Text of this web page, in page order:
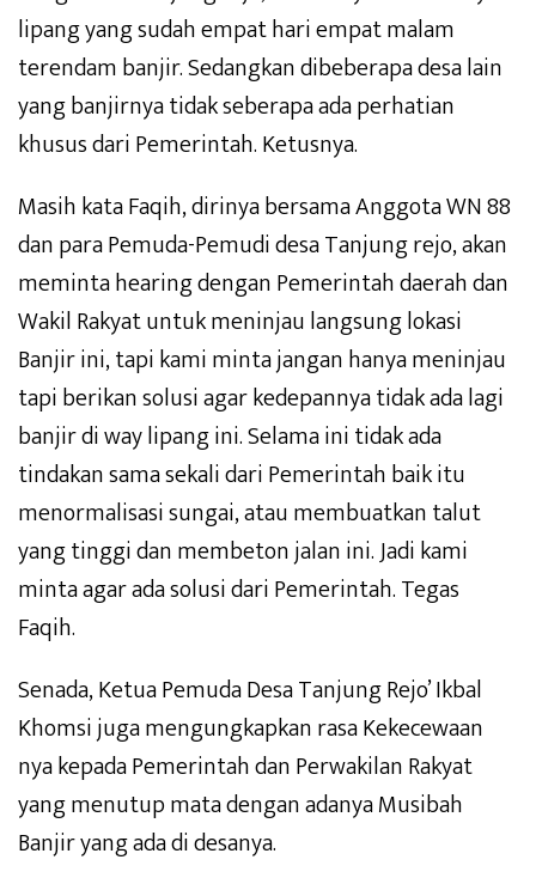
lipang yang sudah empat hari empat malam
terendam banjir. Sedangkan dibeberapa desa lain
yang banjirnya tidak seberapa ada perhatian
khusus dari Pemerintah. Ketusnya.
Masih kata Faqih, dirinya bersama Anggota WN 88
dan para Pemuda-Pemudi desa Tanjung rejo, akan
meminta hearing dengan Pemerintah daerah dan
Wakil Rakyat untuk meninjau langsung lokasi
Banjir ini, tapi kami minta jangan hanya meninjau
tapi berikan solusi agar kedepannya tidak ada lagi
banjir di way lipang ini. Selama ini tidak ada
tindakan sama sekali dari Pemerintah baik itu
menormalisasi sungai, atau membuatkan talut
yang tinggi dan membeton jalan ini. Jadi kami
minta agar ada solusi dari Pemerintah. Tegas
Faqih.
Senada, Ketua Pemuda Desa Tanjung Rejo’ Ikbal
Khomsi juga mengungkapkan rasa Kekecewaan
nya kepada Pemerintah dan Perwakilan Rakyat
yang menutup mata dengan adanya Musibah
Banjir yang ada di desanya.